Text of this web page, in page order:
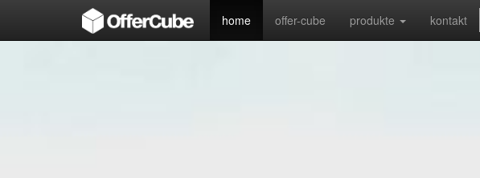
home offer-cube produkte kontakt